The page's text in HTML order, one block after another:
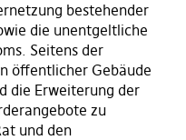
bestehender
die unentgeltliche
Seitens der
öffentlicher Gebäude
die Erweiterung der
zu
und den